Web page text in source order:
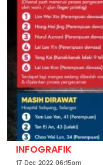
INFOGRAFIK
17 Dec 2022 06:15pm